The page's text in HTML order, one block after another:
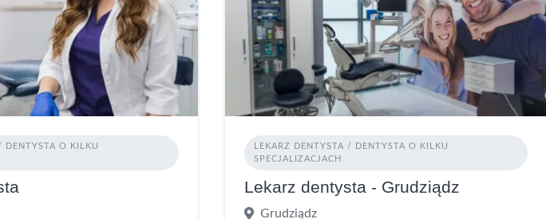
DENTYSTA O KILKU
LEKARZ DENTYSTA / DENTYSTA O KILKU
SPECJALIZACJACH
Lekarz dentysta - Grudziądz
Grudziądz